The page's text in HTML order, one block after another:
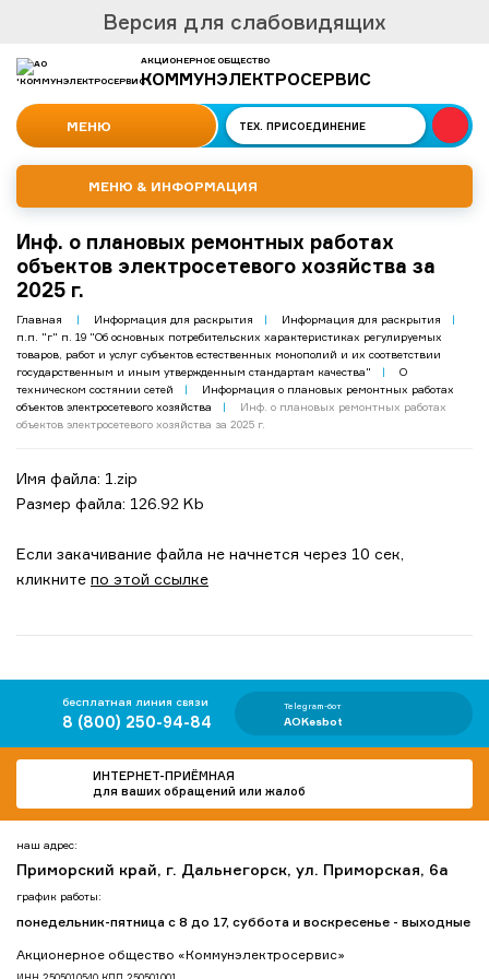
Версия для слабовидящих
АКЦИОНЕРНОЕ ОБЩЕСТВО
КОММУНЭЛЕКТРОСЕРВИС
МЕНЮ ТЕХ. ПРИСОЕДИНЕНИЕ
МЕНЮ & ИНФОРМАЦИЯ
Инф. о плановых ремонтных работах
объектов электросетевого хозяйства за
2025 г.
Главная | Информация для раскрытия | Информация для раскрытия
|
п.п. "г" п. 19 "Об основных потребительских характеристиках регулируемых
товаров, работ и услуг субъектов естественных монополий и их соответствии
государственным и иным утвержденным стандартам качества"
|
О
техническом состянии сетей
|
Информация о плановых ремонтных работах
объектов электросетевого хозяйства
|
Инф. о плановых ремонтных работах
объектов электросетевого хозяйства за 2025 г.
Имя файла: 1.zip
Размер файла: 126.92 Kb
Если закачивание файла не начнется через 10 сек,
кликните по этой ссылке
бесплатная линия связи
8 (800) 250-94-84
Telegram-бот
AOKesbot
ИНТЕРНЕТ-ПРИЁМНАЯ
для ваших обращений или жалоб
Акционерное общество «Коммунэлектросервис»
наш адрес:
Приморский край, г. Дальнегорск, ул. Приморская, 6а
график работы:
понедельник-пятница с 8 до 17, суббота и воскресенье - выходные